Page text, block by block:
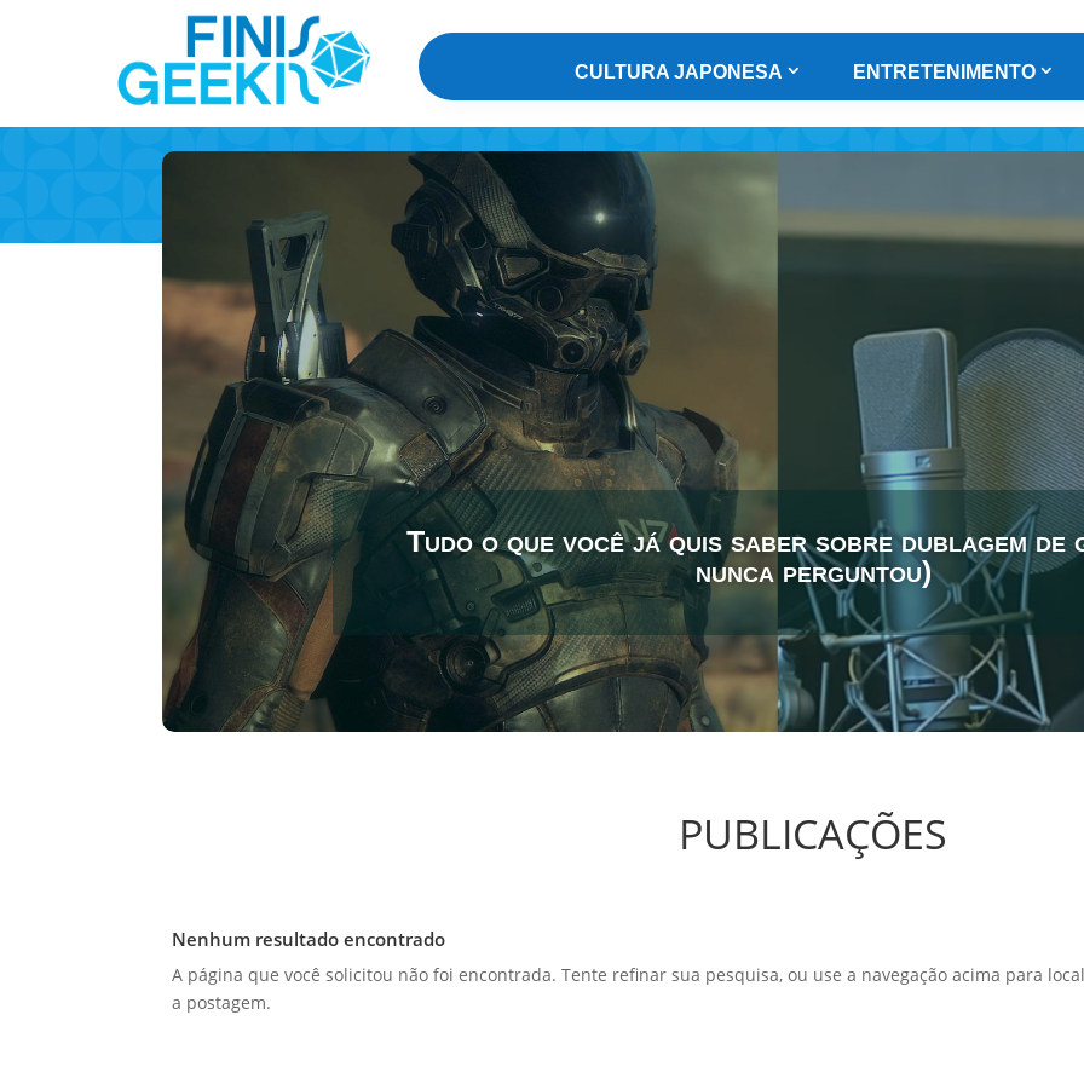
CULTURA JAPONESA ENTRETENIMENTO
Tudo o que você já quis saber sobre dublagem de
nunca perguntou)
PUBLICAÇÕES
Nenhum resultado encontrado
A página que você solicitou não foi encontrada. Tente refinar sua pesquisa, ou use a navegação acima para
a postagem.